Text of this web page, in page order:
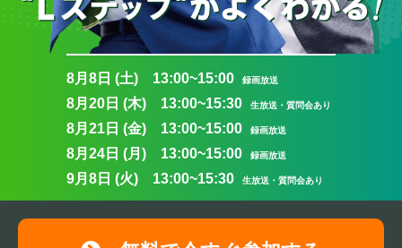
8月8日 (土) 13:00~15:00 録画放送
8月20日 (木) 13:00~15:30 生放送・質問会あり
8月21日 (金) 13:00~15:00 録画放送
8月24日 (月) 13:00~15:00 録画放送
9月8日 (火) 13:00~15:30 生放送・質問会あり